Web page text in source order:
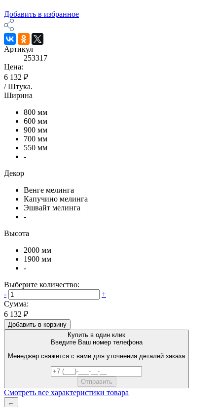
Добавить в избранное
Артикул
253317
Цена:
6 132 ₽
/Штука.
Ширина
800 мм
600 мм
900 мм
700 мм
550 мм
-
Декор
Венге мелинга
Капучино мелинга
Эшвайт мелинга
-
Высота
2000 мм
1900 мм
-
Выберите количество:
-
+
Сумма:
6 132 ₽
Добавить в корзину
Купить в один клик
Введите Ваш номер телефона
Менеджер свяжется с вами для уточнения деталей заказа
Смотреть все характеристики товара
←